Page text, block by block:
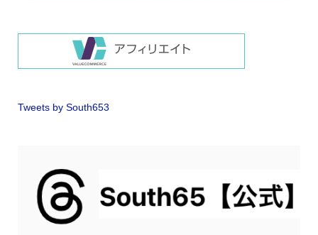
Tweets by South653